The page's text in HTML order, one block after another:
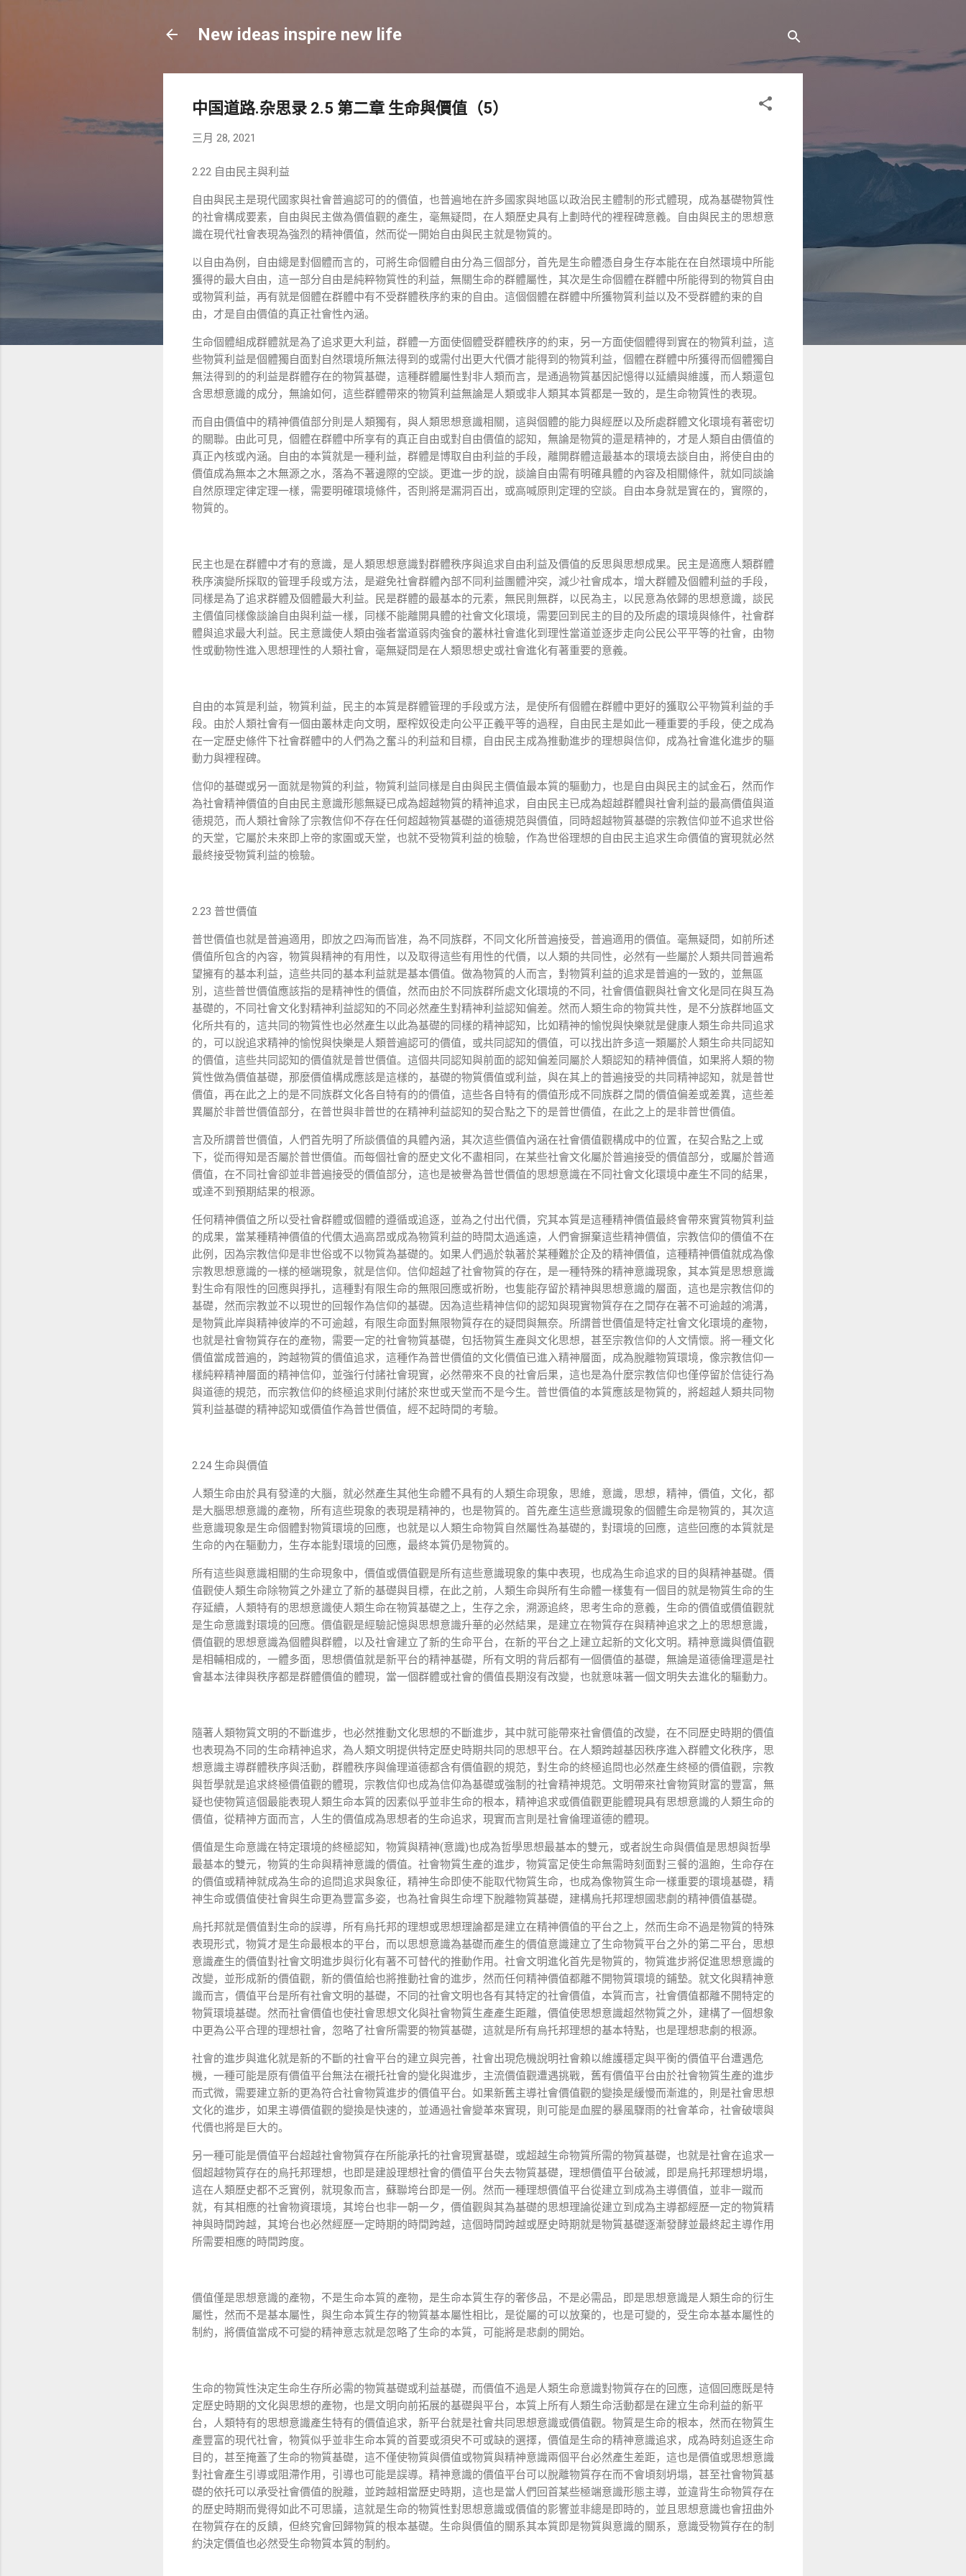
New ideas inspire new life
中国道路.杂思录 2.5 第二章 生命與價值（5）
三月 28, 2021
2.22 自由民主與利益
自由與民主是現代國家與社會普遍認可的的價值，也普遍地在許多國家與地區以政治民主體制的形式體現，成為基礎物質性
的社會構成要素，自由與民主做為價值觀的產生，毫無疑問，在人類歷史具有上劃時代的裡程碑意義。自由與民主的思想意
識在現代社會表現為強烈的精神價值，然而從一開始自由與民主就是物質的。
以自由為例，自由總是對個體而言的，可將生命個體自由分為三個部分，首先是生命體憑自身生存本能在在自然環境中所能
獲得的最大自由，這一部分自由是純粹物質性的利益，無關生命的群體屬性，其次是生命個體在群體中所能得到的物質自由
或物質利益，再有就是個體在群體中有不受群體秩序約束的自由。這個個體在群體中所獲物質利益以及不受群體約束的自
由，才是自由價值的真正社會性內涵。
生命個體組成群體就是為了追求更大利益，群體一方面使個體受群體秩序的約束，另一方面使個體得到實在的物質利益，這
些物質利益是個體獨自面對自然環境所無法得到的或需付出更大代價才能得到的物質利益，個體在群體中所獲得而個體獨自
無法得到的的利益是群體存在的物質基礎，這種群體屬性對非人類而言，是通過物質基因記憶得以延續與維護，而人類還包
含思想意識的成分，無論如何，這些群體帶來的物質利益無論是人類或非人類其本質都是一致的，是生命物質性的表現。
而自由價值中的精神價值部分則是人類獨有，與人類思想意識相關，這與個體的能力與經歷以及所處群體文化環境有著密切
的關聯。由此可見，個體在群體中所享有的真正自由或對自由價值的認知，無論是物質的還是精神的，才是人類自由價值的
真正內核或內涵。自由的本質就是一種利益，群體是博取自由利益的手段，離開群體這最基本的環境去談自由，將使自由的
價值成為無本之木無源之水，落為不著邊際的空談。更進一步的說，談論自由需有明確具體的內容及相關條件，就如同談論
自然原理定律定理一樣，需要明確環境條件，否則將是漏洞百出，或高喊原則定理的空談。自由本身就是實在的，實際的，
物質的。
民主也是在群體中才有的意識，是人類思想意識對群體秩序與追求自由利益及價值的反思與思想成果。民主是適應人類群體
秩序演變所採取的管理手段或方法，是避免社會群體內部不同利益團體沖突，減少社會成本，增大群體及個體利益的手段，
同樣是為了追求群體及個體最大利益。民是群體的最基本的元素，無民則無群，以民為主，以民意為依歸的思想意識，談民
主價值同樣像談論自由與利益一樣，同樣不能離開具體的社會文化環境，需要回到民主的目的及所處的環境與條件，社會群
體與追求最大利益。民主意識使人類由強者當道弱肉強食的叢林社會進化到理性當道並逐步走向公民公平平等的社會，由物
性或動物性進入思想理性的人類社會，毫無疑問是在人類思想史或社會進化有著重要的意義。
自由的本質是利益，物質利益，民主的本質是群體管理的手段或方法，是使所有個體在群體中更好的獲取公平物質利益的手
段。由於人類社會有一個由叢林走向文明，壓榨奴役走向公平正義平等的過程，自由民主是如此一種重要的手段，使之成為
在一定歷史條件下社會群體中的人們為之奮斗的利益和目標，自由民主成為推動進步的理想與信仰，成為社會進化進步的驅
動力與裡程碑。
信仰的基礎或另一面就是物質的利益，物質利益同樣是自由與民主價值最本質的驅動力，也是自由與民主的試金石，然而作
為社會精神價值的自由民主意識形態無疑已成為超越物質的精神追求，自由民主已成為超越群體與社會利益的最高價值與道
德規范，而人類社會除了宗教信仰不存在任何超越物質基礎的道德規范與價值，同時超越物質基礎的宗教信仰並不追求世俗
的天堂，它屬於未來即上帝的家園或天堂，也就不受物質利益的檢驗，作為世俗理想的自由民主追求生命價值的實現就必然
最終接受物質利益的檢驗。
2.23 普世價值
普世價值也就是普遍適用，即放之四海而皆准，為不同族群，不同文化所普遍接受，普遍適用的價值。毫無疑問，如前所述
價值所包含的內容，物質與精神的有用性，以及取得這些有用性的代價，以人類的共同性，必然有一些屬於人類共同普遍希
望擁有的基本利益，這些共同的基本利益就是基本價值。做為物質的人而言，對物質利益的追求是普遍的一致的，並無區
別，這些普世價值應該指的是精神性的價值，然而由於不同族群所處文化環境的不同，社會價值觀與社會文化是同在與互為
基礎的，不同社會文化對精神利益認知的不同必然產生對精神利益認知偏差。然而人類生命的物質共性，是不分族群地區文
化所共有的，這共同的物質性也必然產生以此為基礎的同樣的精神認知，比如精神的愉悅與快樂就是健康人類生命共同追求
的，可以說追求精神的愉悅與快樂是人類普遍認可的價值，或共同認知的價值，可以找出許多這一類屬於人類生命共同認知
的價值，這些共同認知的價值就是普世價值。這個共同認知與前面的認知偏差同屬於人類認知的精神價值，如果將人類的物
質性做為價值基礎，那麼價值構成應該是這樣的，基礎的物質價值或利益，與在其上的普遍接受的共同精神認知，就是普世
價值，再在此之上的是不同族群文化各自特有的的價值，這些各自特有的價值形成不同族群之間的價值偏差或差異，這些差
異屬於非普世價值部分，在普世與非普世的在精神利益認知的契合點之下的是普世價值，在此之上的是非普世價值。
言及所謂普世價值，人們首先明了所談價值的具體內涵，其次這些價值內涵在社會價值觀構成中的位置，在契合點之上或
下，從而得知是否屬於普世價值。而每個社會的歷史文化不盡相同，在某些社會文化屬於普遍接受的價值部分，或屬於普適
價值，在不同社會卻並非普遍接受的價值部分，這也是被譽為普世價值的思想意識在不同社會文化環境中產生不同的結果，
或達不到預期結果的根源。
任何精神價值之所以受社會群體或個體的遵循或追逐，並為之付出代價，究其本質是這種精神價值最終會帶來實質物質利益
的成果，當某種精神價值的代價太過高昂或成為物質利益的時間太過遙遠，人們會摒棄這些精神價值，宗教信仰的價值不在
此例，因為宗教信仰是非世俗或不以物質為基礎的。如果人們過於執著於某種難於企及的精神價值，這種精神價值就成為像
宗教思想意識的一樣的極端現象，就是信仰。信仰超越了社會物質的存在，是一種特殊的精神意識現象，其本質是思想意識
對生命有限性的回應與掙扎，這種對有限生命的無限回應或祈盼，也隻能存留於精神與思想意識的層面，這也是宗教信仰的
基礎，然而宗教並不以現世的回報作為信仰的基礎。因為這些精神信仰的認知與現實物質存在之間存在著不可逾越的鴻溝，
是物質此岸與精神彼岸的不可逾越，有限生命面對無限物質存在的疑問與無奈。所謂普世價值是特定社會文化環境的產物，
也就是社會物質存在的產物，需要一定的社會物質基礎，包括物質生產與文化思想，甚至宗教信仰的人文情懷。將一種文化
價值當成普遍的，跨越物質的價值追求，這種作為普世價值的文化價值已進入精神層面，成為脫離物質環境，像宗教信仰一
樣純粹精神層面的精神信仰，並強行付諸社會現實，必然帶來不良的社會后果，這也是為什麼宗教信仰也僅停留於信徒行為
與道德的規范，而宗教信仰的終極追求則付諸於來世或天堂而不是今生。普世價值的本質應該是物質的，將超越人類共同物
質利益基礎的精神認知或價值作為普世價值，經不起時間的考驗。
2.24 生命與價值
人類生命由於具有發達的大腦，就必然產生其他生命體不具有的人類生命現象，思維，意識，思想，精神，價值，文化，都
是大腦思想意識的產物，所有這些現象的表現是精神的，也是物質的。首先產生這些意識現象的個體生命是物質的，其次這
些意識現象是生命個體對物質環境的回應，也就是以人類生命物質自然屬性為基礎的，對環境的回應，這些回應的本質就是
生命的內在驅動力，生存本能對環境的回應，最終本質仍是物質的。
所有這些與意識相關的生命現象中，價值或價值觀是所有這些意識現象的集中表現，也成為生命追求的目的與精神基礎。價
值觀使人類生命除物質之外建立了新的基礎與目標，在此之前，人類生命與所有生命體一樣隻有一個目的就是物質生命的生
存延續，人類特有的思想意識使人類生命在物質基礎之上，生存之余，溯源追終，思考生命的意義，生命的價值或價值觀就
是生命意識對環境的回應。價值觀是經驗記憶與思想意識升華的必然結果，是建立在物質存在與精神追求之上的思想意識，
價值觀的思想意識為個體與群體，以及社會建立了新的生命平台，在新的平台之上建立起新的文化文明。精神意識與價值觀
是相輔相成的，一體多面，思想價值就是新平台的精神基礎，所有文明的背后都有一個價值的基礎，無論是道德倫理還是社
會基本法律與秩序都是群體價值的體現，當一個群體或社會的價值長期沒有改變，也就意味著一個文明失去進化的驅動力。
隨著人類物質文明的不斷進步，也必然推動文化思想的不斷進步，其中就可能帶來社會價值的改變，在不同歷史時期的價值
也表現為不同的生命精神追求，為人類文明提供特定歷史時期共同的思想平台。在人類跨越基因秩序進入群體文化秩序，思
想意識主導群體秩序與活動，群體秩序與倫理道德都含有價值觀的規范，對生命的終極追問也必然產生終極的價值觀，宗教
與哲學就是追求終極價值觀的體現，宗教信仰也成為信仰為基礎或強制的社會精神規范。文明帶來社會物質財富的豐富，無
疑也使物質這個最能表現人類生命本質的因素似乎並非生命的根本，精神追求或價值觀更能體現具有思想意識的人類生命的
價值，從精神方面而言，人生的價值成為思想者的生命追求，現實而言則是社會倫理道德的體現。
價值是生命意識在特定環境的終極認知，物質與精神(意識)也成為哲學思想最基本的雙元，或者說生命與價值是思想與哲學
最基本的雙元，物質的生命與精神意識的價值。社會物質生產的進步，物質富足使生命無需時刻面對三餐的溫飽，生命存在
的價值或精神就成為生命的追問追求與象征，精神生命即使不能取代物質生命，也成為像物質生命一樣重要的環境基礎，精
神生命或價值使社會與生命更為豐富多姿，也為社會與生命埋下脫離物質基礎，建構烏托邦理想國悲劇的精神價值基礎。
烏托邦就是價值對生命的誤導，所有烏托邦的理想或思想理論都是建立在精神價值的平台之上，然而生命不過是物質的特殊
表現形式，物質才是生命最根本的平台，而以思想意識為基礎而產生的價值意識建立了生命物質平台之外的第二平台，思想
意識產生的價值對社會文明進步與衍化有著不可替代的推動作用。社會文明進化首先是物質的，物質進步將促進思想意識的
改變，並形成新的價值觀，新的價值給也將推動社會的進步，然而任何精神價值都離不開物質環境的鋪墊。就文化與精神意
識而言，價值平台是所有社會文明的基礎，不同的社會文明也各有其特定的社會價值，本質而言，社會價值都離不開特定的
物質環境基礎。然而社會價值也使社會思想文化與社會物質生產產生距離，價值使思想意識超然物質之外，建構了一個想象
中更為公平合理的理想社會，忽略了社會所需要的物質基礎，這就是所有烏托邦理想的基本特點，也是理想悲劇的根源。
社會的進步與進化就是新的不斷的社會平台的建立與完善，社會出現危機說明社會賴以維護穩定與平衡的價值平台遭遇危
機，一種可能是原有價值平台無法在襯托社會的變化與進步，主流價值觀遭遇挑戰，舊有價值平台由於社會物質生產的進步
而式微，需要建立新的更為符合社會物質進步的價值平台。如果新舊主導社會價值觀的變換是緩慢而漸進的，則是社會思想
文化的進步，如果主導價值觀的變換是快速的，並通過社會變革來實現，則可能是血腥的暴風驟雨的社會革命，社會破壞與
代價也將是巨大的。
另一種可能是價值平台超越社會物質存在所能承托的社會現實基礎，或超越生命物質所需的物質基礎，也就是社會在追求一
個超越物質存在的烏托邦理想，也即是建設理想社會的價值平台失去物質基礎，理想價值平台破滅，即是烏托邦理想坍塌，
這在人類歷史都不乏實例，就現象而言，蘇聯垮台即是一例。然而一種理想價值平台從建立到成為主導價值，並非一蹴而
就，有其相應的社會物資環境，其垮台也非一朝一夕，價值觀與其為基礎的思想理論從建立到成為主導都經歷一定的物質精
神與時間跨越，其垮台也必然經歷一定時期的時間跨越，這個時間跨越或歷史時期就是物質基礎逐漸發酵並最終起主導作用
所需要相應的時間跨度。
價值僅是思想意識的產物，不是生命本質的產物，是生命本質生存的奢侈品，不是必需品，即是思想意識是人類生命的衍生
屬性，然而不是基本屬性，與生命本質生存的物質基本屬性相比，是從屬的可以放棄的，也是可變的，受生命本基本屬性的
制約，將價值當成不可變的精神意志就是忽略了生命的本質，可能將是悲劇的開始。
生命的物質性決定生命生存所必需的物質基礎或利益基礎，而價值不過是人類生命意識對物質存在的回應，這個回應既是特
定歷史時期的文化與思想的產物，也是文明向前拓展的基礎與平台，本質上所有人類生命活動都是在建立生命利益的新平
台，人類特有的思想意識產生特有的價值追求，新平台就是社會共同思想意識或價值觀。物質是生命的根本，然而在物質生
產豐富的現代社會，物質似乎並非生命本質的首要或須臾不可或缺的選擇，價值是生命的精神意識追求，成為時刻追逐生命
目的，甚至掩蓋了生命的物質基礎，這不僅使物質與價值或物質與精神意識兩個平台必然產生差距，這也是價值或思想意識
對社會產生引導或阻滯作用，引導也可能是誤導。精神意識的價值平台可以脫離物質存在而不會頃刻坍塌，甚至社會物質基
礎的依托可以承受社會價值的脫離，並跨越相當歷史時期，這也是當人們回首某些極端意識形態主導，並違背生命物質存在
的歷史時期而覺得如此不可思議，這就是生命的物質性對思想意識或價值的影響並非總是即時的，並且思想意識也會扭曲外
在物質存在的反饋，但終究會回歸物質的根本基礎。生命與價值的關系其本質即是物質與意識的關系，意識受物質存在的制
約決定價值也必然受生命物質本質的制約。